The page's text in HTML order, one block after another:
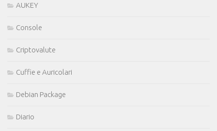
AUKEY
Console
Criptovalute
Cuffie e Auricolari
Debian Package
Diario